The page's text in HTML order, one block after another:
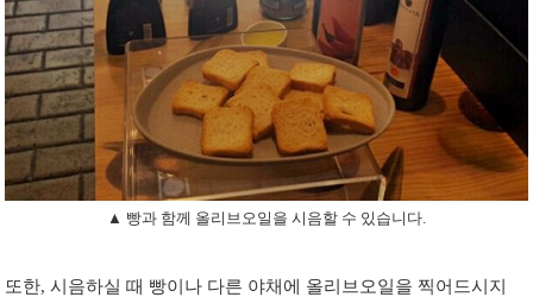
▲ 빵과 함께 올리브오일을 시음할 수 있습니다.
또한, 시음하실 때 빵이나 다른 야채에 올리브오일을 찍어드시지